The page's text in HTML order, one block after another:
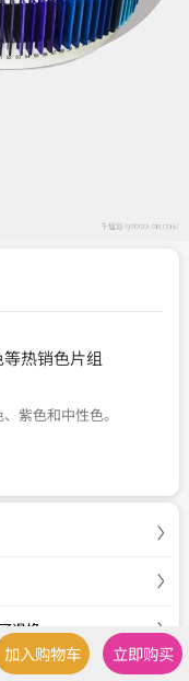
热销色片组
紫色和中性色。
退换
加入购物车 立即购买